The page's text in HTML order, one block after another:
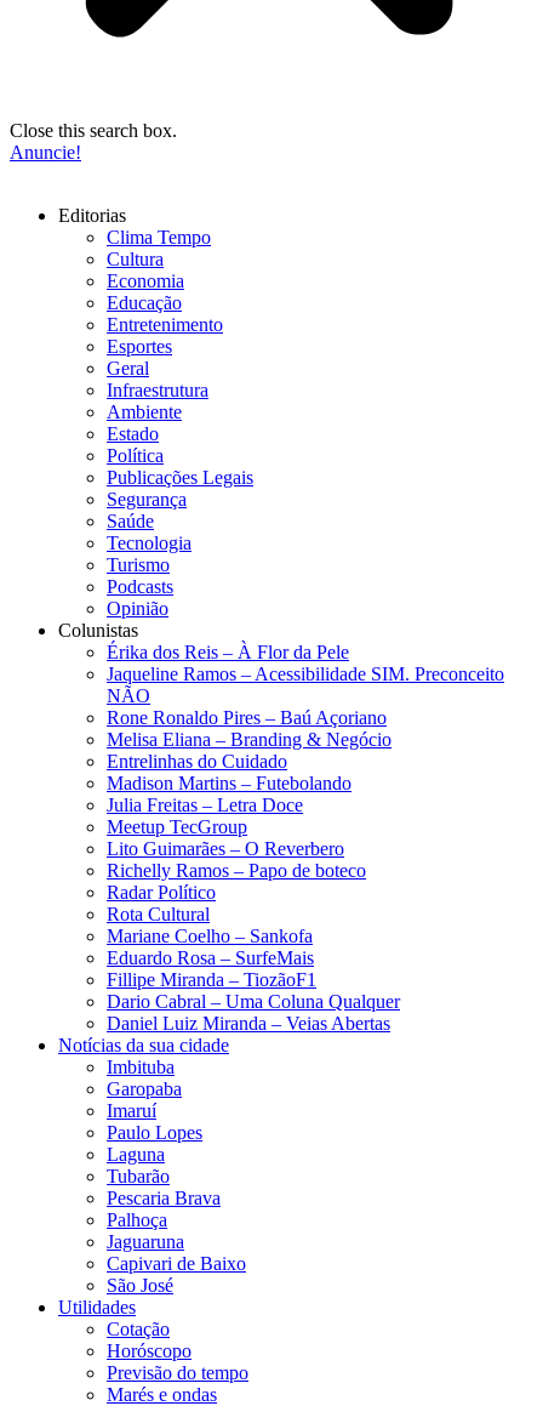
Close this search box.
Anuncie!
Editorias
Clima Tempo
Cultura
Economia
Educação
Entretenimento
Esportes
Geral
Infraestrutura
Ambiente
Estado
Política
Publicações Legais
Segurança
Saúde
Tecnologia
Turismo
Podcasts
Opinião
Colunistas
Érika dos Reis​ – À Flor da Pele
Jaqueline Ramos – Acessibilidade SIM. Preconceito
NÃO
Rone Ronaldo Pires – Baú Açoriano
Melisa Eliana – Branding & Negócio
Entrelinhas do Cuidado
Madison Martins – Futebolando
Julia Freitas​ – Letra Doce
Meetup TecGroup
Lito Guimarães – O Reverbero
Richelly Ramos​ – Papo de boteco
Radar Político
Rota Cultural
Mariane Coelho – Sankofa
Eduardo Rosa​ – SurfeMais
Fillipe Miranda – TiozãoF1
Dario Cabral – Uma Coluna Qualquer
Daniel Luiz Miranda – Veias Abertas
Notícias da sua cidade
Imbituba
Garopaba
Imaruí
Paulo Lopes
Laguna
Tubarão
Pescaria Brava
Palhoça
Jaguaruna
Capivari de Baixo
São José
Utilidades
Cotação
Horóscopo
Previsão do tempo
Marés e ondas